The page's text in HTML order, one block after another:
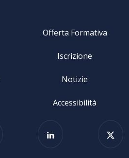
Offerta Formativa
Iscrizione
Notizie
Accessibilità